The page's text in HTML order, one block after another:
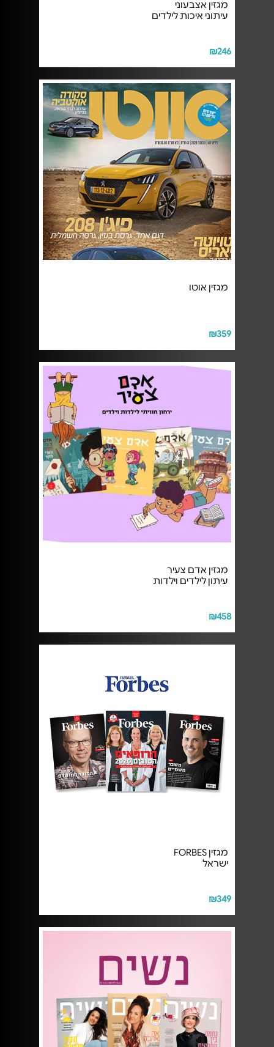
מגזין אצבעוני
עיתוני איכות לילדים
₪246
מגזין אוטו
₪359
מגזין אדם צעיר
עיתון לילדים וילדות
₪458
מגזין FORBES
ישראל
₪349